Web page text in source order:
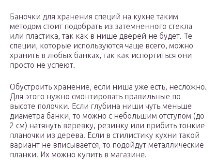
Баночки для хранения специй на кухне таким
методом стоит подобрать из затемненного стекла
или пластика, так как в нише дверей не будет. Те
специи, которые используются чаще всего, можно
хранить в любых банках, так как испортиться они
просто не успеют.
Обустроить хранение, если ниша уже есть, несложно.
Для этого нужно смонтировать правильные по
высоте полочки. Если глубина ниши чуть меньше
диаметра банки, то можно с небольшим отступом (до
2 см) натянуть веревку, резинку или прибить тонкие
планочки из дерева. Если в стилистику кухни такой
вариант не вписывается, то подойдут металлические
планки. Их можно купить в магазине.